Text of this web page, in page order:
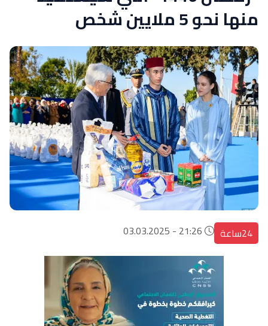
منها نحو 5 ملايين شخص
24ساعة